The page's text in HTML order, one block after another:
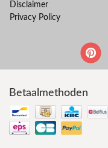
Disclaimer
Privacy Policy
Betaalmethoden